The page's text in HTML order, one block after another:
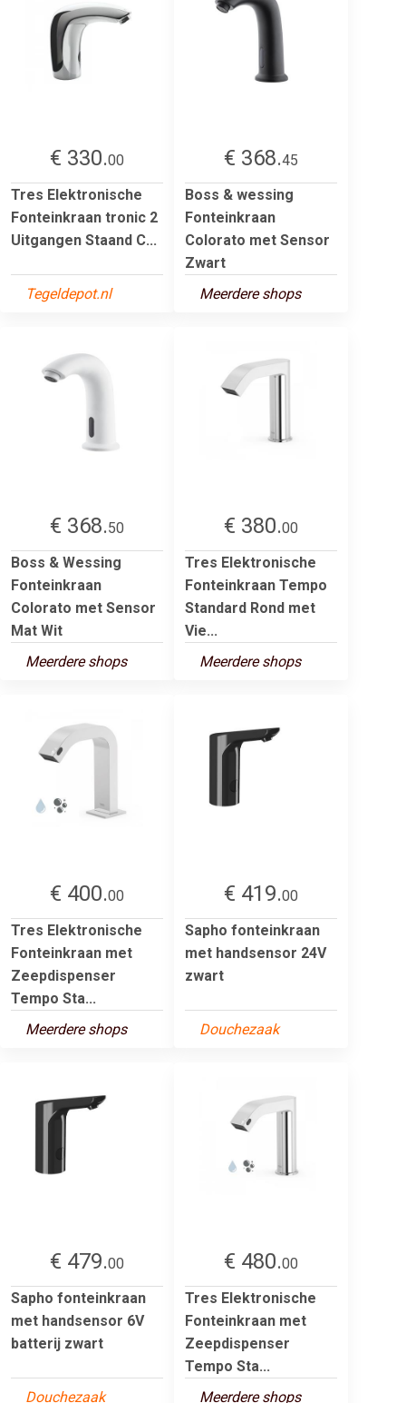
€ 330.00
Tres Elektronische
Fonteinkraan tronic 2
Uitgangen Staand C...
Tegeldepot.nl
€ 368.45
Boss & wessing
Fonteinkraan
Colorato met Sensor
Zwart
Meerdere shops
€ 368.50
Boss & Wessing
Fonteinkraan
Colorato met Sensor
Mat Wit
Meerdere shops
€ 380.00
Tres Elektronische
Fonteinkraan Tempo
Standard Rond met
Vie...
Meerdere shops
€ 400.00
Tres Elektronische
Fonteinkraan met
Zeepdispenser
Tempo Sta...
Meerdere shops
€ 419.00
Sapho fonteinkraan
met handsensor 24V
zwart
Douchezaak
€ 479.00
Sapho fonteinkraan
met handsensor 6V
batterij zwart
Douchezaak
€ 480.00
Tres Elektronische
Fonteinkraan met
Zeepdispenser
Tempo Sta...
Meerdere shops